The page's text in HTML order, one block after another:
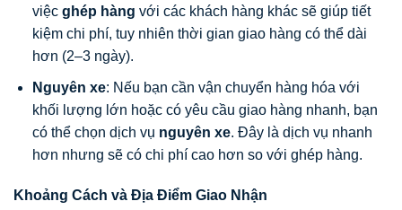
việc ghép hàng với các khách hàng khác sẽ giúp tiết
kiệm chi phí, tuy nhiên thời gian giao hàng có thể dài
hơn (2–3 ngày).
Nguyên xe: Nếu bạn cần vận chuyển hàng hóa với
khối lượng lớn hoặc có yêu cầu giao hàng nhanh, bạn
có thể chọn dịch vụ nguyên xe. Đây là dịch vụ nhanh
hơn nhưng sẽ có chi phí cao hơn so với ghép hàng.
Khoảng Cách và Địa Điểm Giao Nhận